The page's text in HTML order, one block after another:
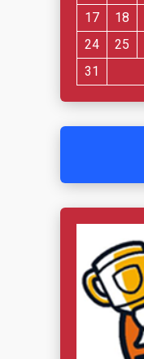
17
18
24
25
31